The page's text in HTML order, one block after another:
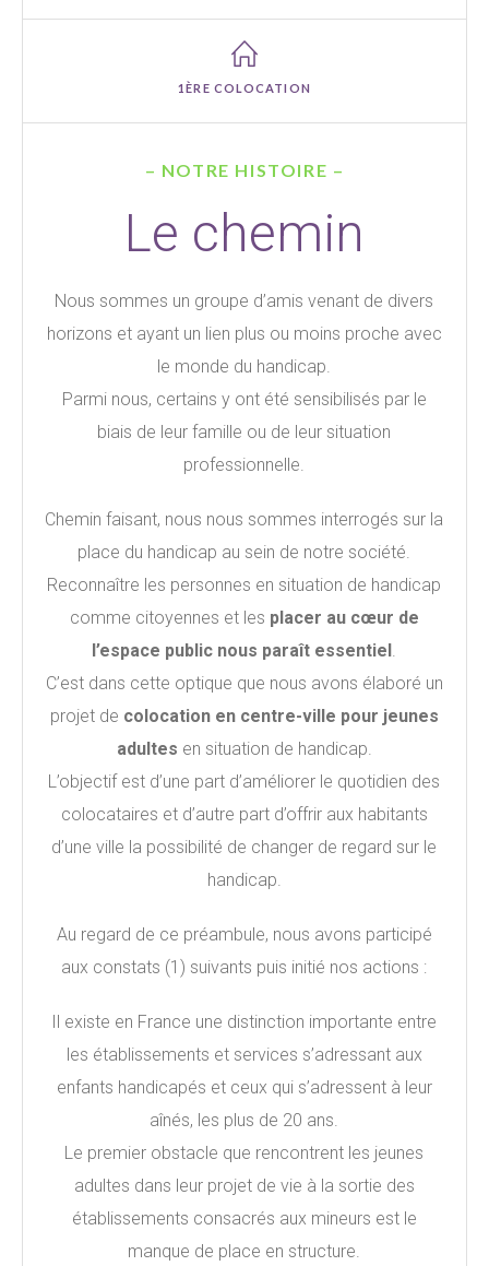
1ÈRE COLOCATION
– NOTRE HISTOIRE –
Le chemin
Nous sommes un groupe d’amis venant de divers
horizons et ayant un lien plus ou moins proche avec
le monde du handicap.
Parmi nous, certains y ont été sensibilisés par le
biais de leur famille ou de leur situation
professionnelle.
Chemin faisant, nous nous sommes interrogés sur la
place du handicap au sein de notre société.
Reconnaître les personnes en situation de handicap
comme citoyennes et les placer au cœur de
l’espace public nous paraît essentiel .
C’est dans cette optique que nous avons élaboré un
projet de colocation en centre-ville pour jeunes
adultes en situation de handicap.
L’objectif est d’une part d’améliorer le quotidien des
colocataires et d’autre part d’offrir aux habitants
d’une ville la possibilité de changer de regard sur le
handicap.
Au regard de ce préambule, nous avons participé
aux constats (1) suivants puis initié nos actions :
Il existe en France une distinction importante entre
les établissements et services s’adressant aux
enfants handicapés et ceux qui s’adressent à leur
aînés, les plus de 20 ans.
Le premier obstacle que rencontrent les jeunes
adultes dans leur projet de vie à la sortie des
établissements consacrés aux mineurs est le
manque de place en structure.